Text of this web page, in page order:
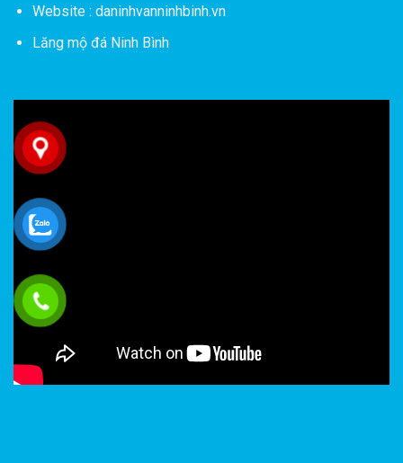
Website : daninhvanninhbinh.vn
Lăng mộ đá Ninh Bình